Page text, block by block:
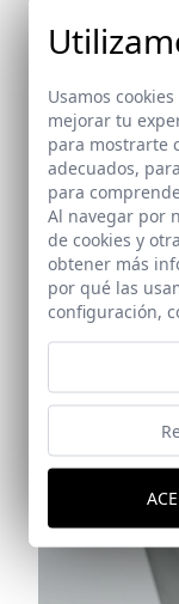
Ref: 5317_15
Usamos
mejorar tu
para mostrarte
adecuados,
para
Al navegar por
de cookies y
obtener más
por qué las
configuración,